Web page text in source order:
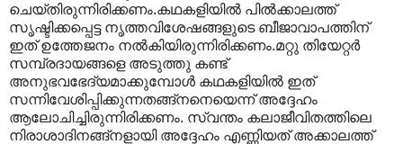
ചെയ്തിരുന്നിരിക്കണം.കഥകളിയില്‍ പില്‍ക്കാലത്ത്
സൃഷ്ടിക്കപ്പെട്ട നൃത്തവിശേഷങ്ങളുടെ ബീജാവാപത്തിന്
ഇത് ഉത്തേജനം നല്‍കിയിരുന്നിരിക്കണം.മറ്റു തിയേറ്റര്‍
സമ്പ്രദായങ്ങളെ അടുത്തു കണ്ട്
അനുഭവഭേദ്യമാക്കുമ്പോള്‍ കഥകളിയില്‍ ഇത്
സന്നിവേശിപ്പിക്കുന്നതങ്ങ്നനെയെന്ന് അദ്ദേഹം
ആലോചിച്ചിരുന്നിരിക്കണം. സ്വന്തം കലാജീവിതത്തിലെ
നിരാശാദിനങ്ങ്നളായി അദ്ദേഹം എണ്ണിയത് അക്കാലത്ത്